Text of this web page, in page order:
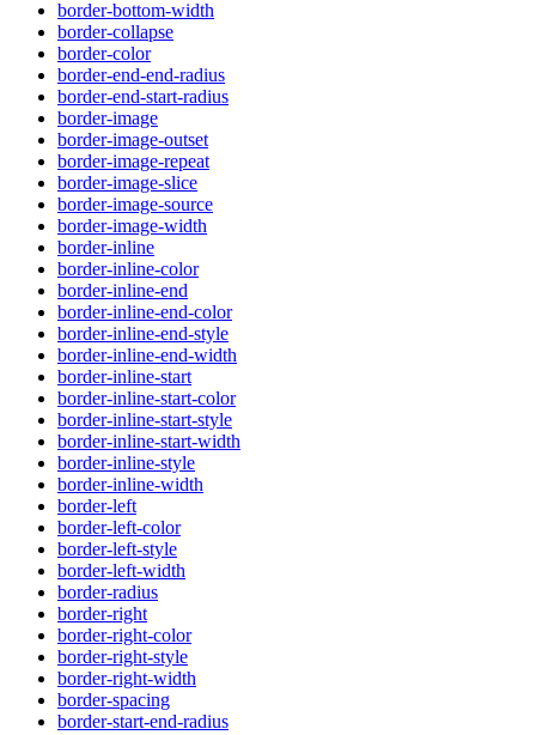
border-bottom-width
border-collapse
border-color
border-end-end-radius
border-end-start-radius
border-image
border-image-outset
border-image-repeat
border-image-slice
border-image-source
border-image-width
border-inline
border-inline-color
border-inline-end
border-inline-end-color
border-inline-end-style
border-inline-end-width
border-inline-start
border-inline-start-color
border-inline-start-style
border-inline-start-width
border-inline-style
border-inline-width
border-left
border-left-color
border-left-style
border-left-width
border-radius
border-right
border-right-color
border-right-style
border-right-width
border-spacing
border-start-end-radius